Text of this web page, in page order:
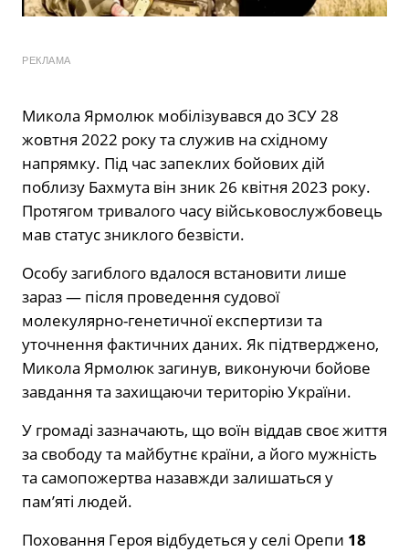
РЕКЛАМА
Микола Ярмолюк мобілізувався до ЗСУ 28
жовтня 2022 року та служив на східному
напрямку. Під час запеклих бойових дій
поблизу Бахмута він зник 26 квітня 2023 року.
Протягом тривалого часу військовослужбовець
мав статус зниклого безвісти.
Особу загиблого вдалося встановити лише
зараз — після проведення судової
молекулярно-генетичної експертизи та
уточнення фактичних даних. Як підтверджено,
Микола Ярмолюк загинув, виконуючи бойове
завдання та захищаючи територію України.
У громаді зазначають, що воїн віддав своє життя
за свободу та майбутнє країни, а його мужність
та самопожертва назавжди залишаться у
пам’яті людей.
Поховання Героя відбудеться у селі Орепи 18